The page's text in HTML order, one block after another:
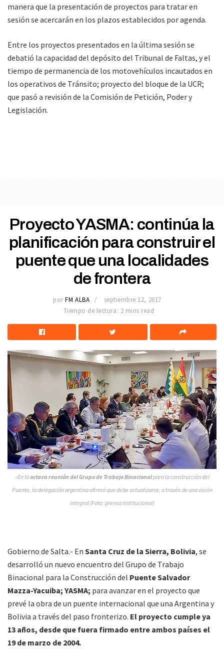
manera que la presentación de proyectos para tratar en
sesión se acercarán en los plazos establecidos por agenda.
Entre los proyectos presentados en la última sesión se
debatió la capacidad del depósito del Tribunal de Faltas, y el
tiempo de permanencia de los motovehículos incautados en
los operativos de Tránsito; proyecto del bloque de la UCR;
que pasó a revisión de la Comisión de Petición, Poder y
Legislación.
Proyecto YASMA: continúa la
planificación para construir el
puente que una localidades
de frontera
por FM ALBA
septiembre 12, 2017
Tiempo de lectura: 2 mins read
»En laoctava reunión del Grupo de Trabajo Binacionalpara la construcción del
Puente, la delegación argentina afirmó que debe actualizarse, a través de una visión
integral (Foto: prensa institucional)
Gobierno de Salta.- En Santa Cruz de la Sierra, Bolivia, se
desarrolló un nuevo encuentro del Grupo de Trabajo
Binacional para la Construcción del Puente Salvador
Mazza-Yacuiba; YASMA; para avanzar en el proyecto que
prevé la obra de un puente internacional que una Argentina y
Bolivia a través del paso fronterizo. El proyecto cumple ya
13 años, desde que fuera firmado entre ambos países el
19 de marzo de 2004.